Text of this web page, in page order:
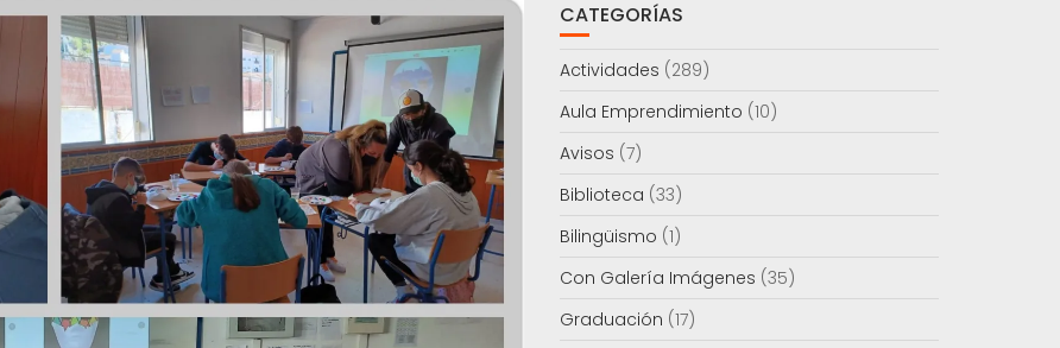
CATEGORÍAS
Actividades (289)
Aula Emprendimiento (10)
Avisos (7)
Biblioteca (33)
Bilingüismo (1)
Con Galería Imágenes (35)
Graduación (17)